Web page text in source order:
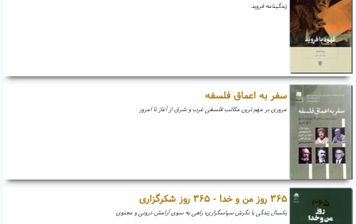
زندگینامه فروید
سفر به اعماق فلسفه
مروری بر مهم ترین مکاتب فلسفی غرب و شرق از آغاز تا امروز
۳۶۵ روز من و خدا - ۳۶۵ روز شکرگزاری
یکسال زندگی با نگرش سپاسگزاری؛ راهی به سوی آرامش درونی و معنوی